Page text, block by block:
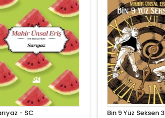
- SC Bin 9 Yüz Seksen 3